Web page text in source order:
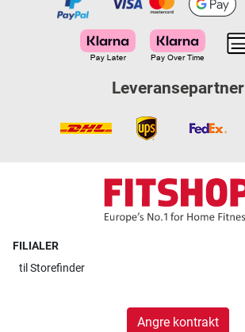
Leveransepartner
FILIALER
til Storefinder
Angre kontrakt